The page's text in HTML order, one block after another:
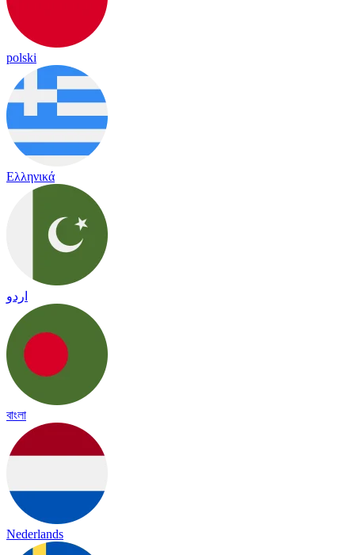
polski
Ελληνικά
اردو
বাংলা
Nederlands